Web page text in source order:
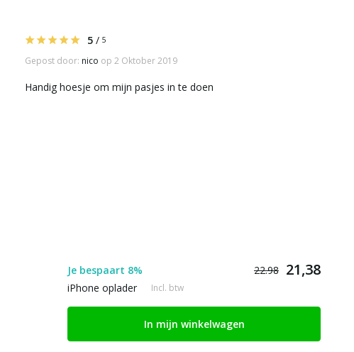
5 /5
Gepost door: nico op 2 Oktober 2019
Handig hoesje om mijn pasjes in te doen
Je bespaart 8% 22.98 21,38
iPhone oplader Incl. btw
In mijn winkelwagen